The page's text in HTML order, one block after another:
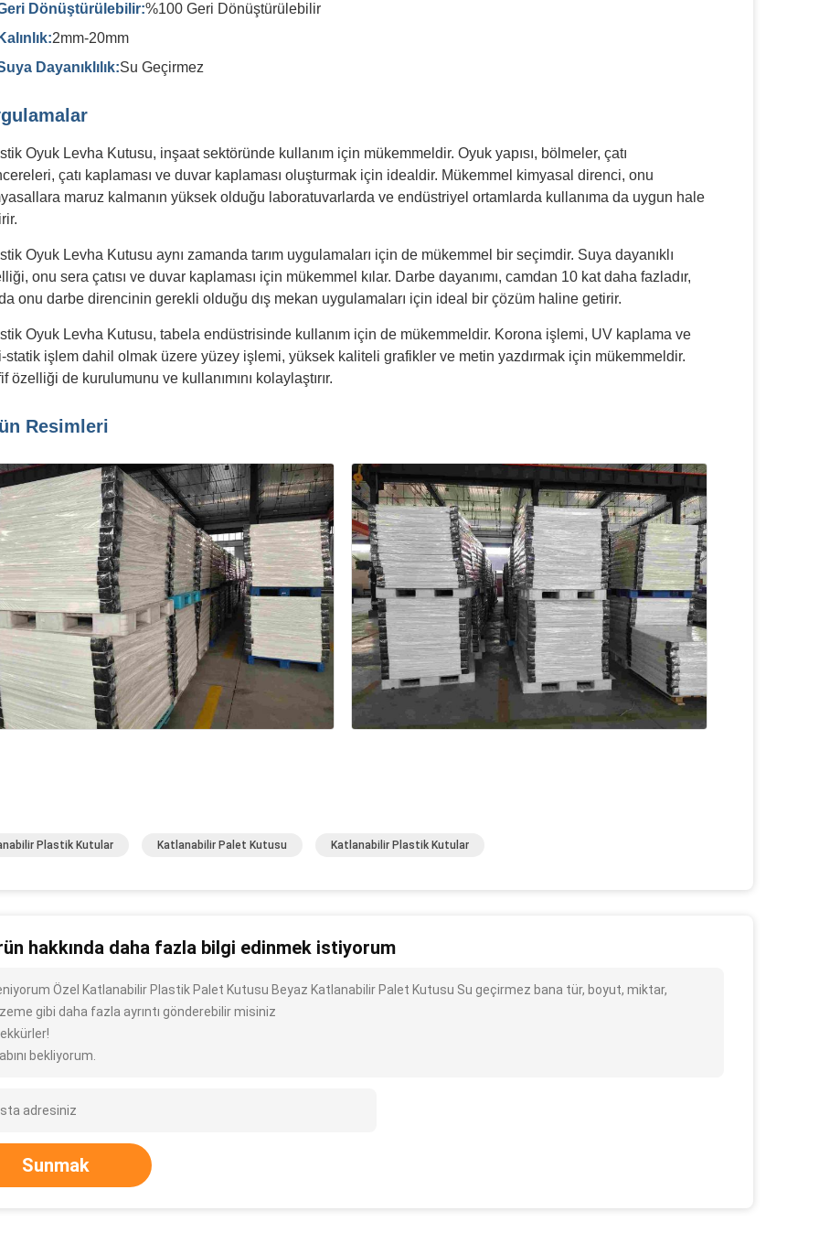
Dönüştürülebilir:%100 Geri Dönüştürülebilir
Kalınlık:2mm-20mm
Dayanıklılık:Su Geçirmez
Oyuk Levha Kutusu, inşaat sektöründe kullanım için mükemmeldir. Oyuk yapısı, bölmeler, çatı
çatı kaplaması ve duvar kaplaması oluşturmak için idealdir. Mükemmel kimyasal direnci, onu
maruz kalmanın yüksek olduğu laboratuvarlarda ve endüstriyel ortamlarda kullanıma da uygun hale
Oyuk Levha Kutusu aynı zamanda tarım uygulamaları için de mükemmel bir seçimdir. Suya dayanıklı
onu sera çatısı ve duvar kaplaması için mükemmel kılar. Darbe dayanımı, camdan 10 kat daha fazladır,
onu darbe direncinin gerekli olduğu dış mekan uygulamaları için ideal bir çözüm haline getirir.
Oyuk Levha Kutusu, tabela endüstrisinde kullanım için de mükemmeldir. Korona işlemi, UV kaplama ve
statik işlem dahil olmak üzere yüzey işlemi, yüksek kaliteli grafikler ve metin yazdırmak için mükemmeldir.
özelliği de kurulumunu ve kullanımını kolaylaştırır.
Resimleri
Plastik Kutular Katlanabilir Palet Kutusu Katlanabilir Plastik Kutular
hakkında daha fazla bilgi edinmek istiyorum
Özel Katlanabilir Plastik Palet Kutusu Beyaz Katlanabilir Palet Kutusu Su geçirmez bana tür, boyut, miktar,
gibi daha fazla ayrıntı gönderebilir misiniz
bekliyorum.
Sunmak